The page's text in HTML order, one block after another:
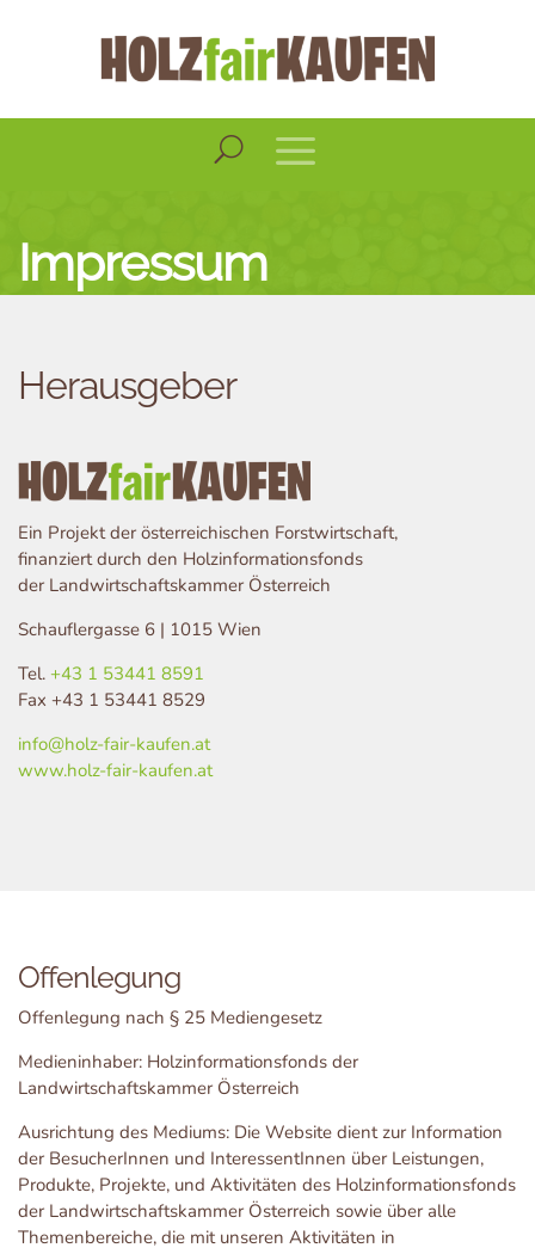
Impressum
Herausgeber
Ein Projekt der österreichischen Forstwirtschaft,
finanziert durch den Holzinformationsfonds
der Landwirtschaftskammer Österreich
Schauflergasse 6 | 1015 Wien
Tel. +43 1 53441 8591
Fax +43 1 53441 8529
info@holz-fair-kaufen.at
www.holz-fair-kaufen.at
Offenlegung
Offenlegung nach § 25 Mediengesetz
Medieninhaber: Holzinformationsfonds der
Landwirtschaftskammer Österreich
Ausrichtung des Mediums: Die Website dient zur Information
der BesucherInnen und InteressentInnen über Leistungen,
Produkte, Projekte, und Aktivitäten des Holzinformationsfonds
der Landwirtschaftskammer Österreich sowie über alle
Themenbereiche, die mit unseren Aktivitäten in